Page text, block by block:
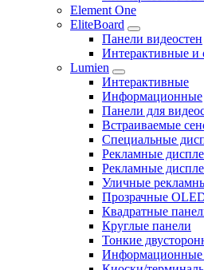
Element One
EliteBoard
Панели видеостен
Интерактивные и
Lumien
Интерактивные
Информационные
Панели для
Встраиваемые
Специальные
Рекламные
Рекламные
Уличные
Прозрачные
Квадратные
Круглые панели
Тонкие
Информационные